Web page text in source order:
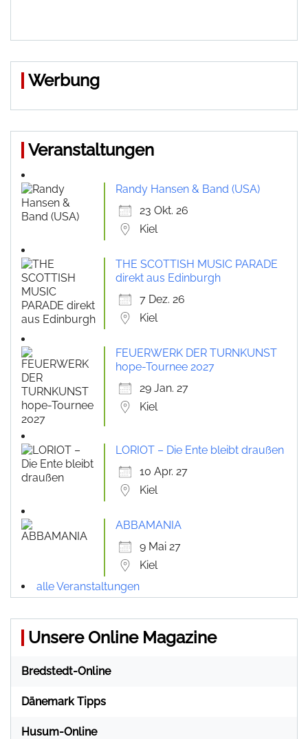
Werbung
Veranstaltungen
Randy Hansen & Band (USA)
23 Okt. 26
Kiel
THE SCOTTISH MUSIC PARADE
direkt aus Edinburgh
7 Dez. 26
Kiel
FEUERWERK DER TURNKUNST
hope-Tournee 2027
29 Jan. 27
Kiel
LORIOT – Die Ente bleibt draußen
10 Apr. 27
Kiel
ABBAMANIA
9 Mai 27
Kiel
alle Veranstaltungen
Unsere Online Magazine
Bredstedt-Online
Dänemark Tipps
Husum-Online